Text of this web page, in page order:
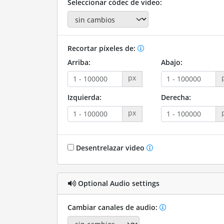
Seleccionar códec de video:
Recortar píxeles de:
Arriba:
px
Abajo:
Izquierda:
px
Derecha:
Desentrelazar video
Optional Audio settings
Cambiar canales de audio: